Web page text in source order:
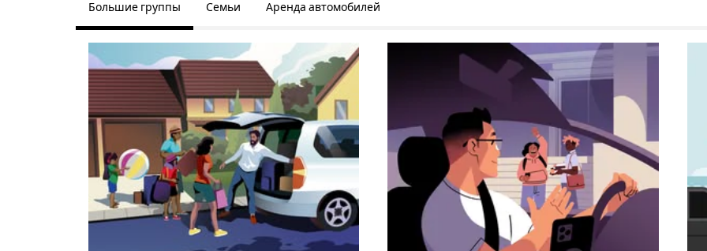
Большие группы Семьи Аренда автомобилей